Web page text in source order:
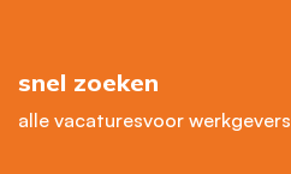
snel zoeken
alle vacaturesvoor werkgevers